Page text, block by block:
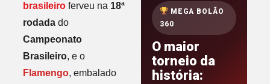
brasileiroferveu na 18ª
rodadado
Campeonato
Brasileiro, e o
Flamengo, embalado
MEGA BOLÃO
360
O maior
torneio da
história: